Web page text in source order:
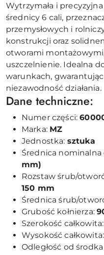
Wytrzymała i precyzyjna
średnicy 6 cali,
przemysłowych i
konstrukcji oraz
otworami
uszczelnienie. Idealna
warunkach,
niezawodność działania.
Dane techniczne:
Numer części:
Marka: MZ
Jednostka: sztuka
Średnica
mm)
Rozstaw śrub/
150 mm
Średnica śrub/
Grubość kołnierza:
Szerokość
Wysokość
Odległość od